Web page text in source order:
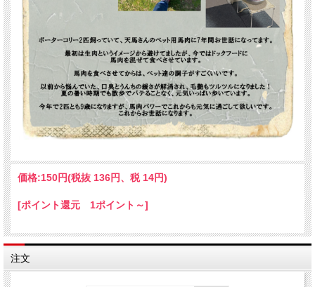
価格:150円(税抜 136円、税 14円)
[ポイント還元 1ポイント～]
注文